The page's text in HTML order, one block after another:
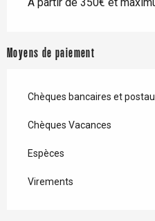
Moyens de paiement
Chèques bancaires et
Chèques Vacances
Espèces
Virements